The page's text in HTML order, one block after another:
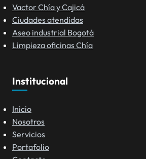
Vactor Chía y Cajicá
Ciudades atendidas
Aseo industrial Bogotá
Limpieza oficinas Chía
Institucional
Inicio
Nosotros
Servicios
Portafolio